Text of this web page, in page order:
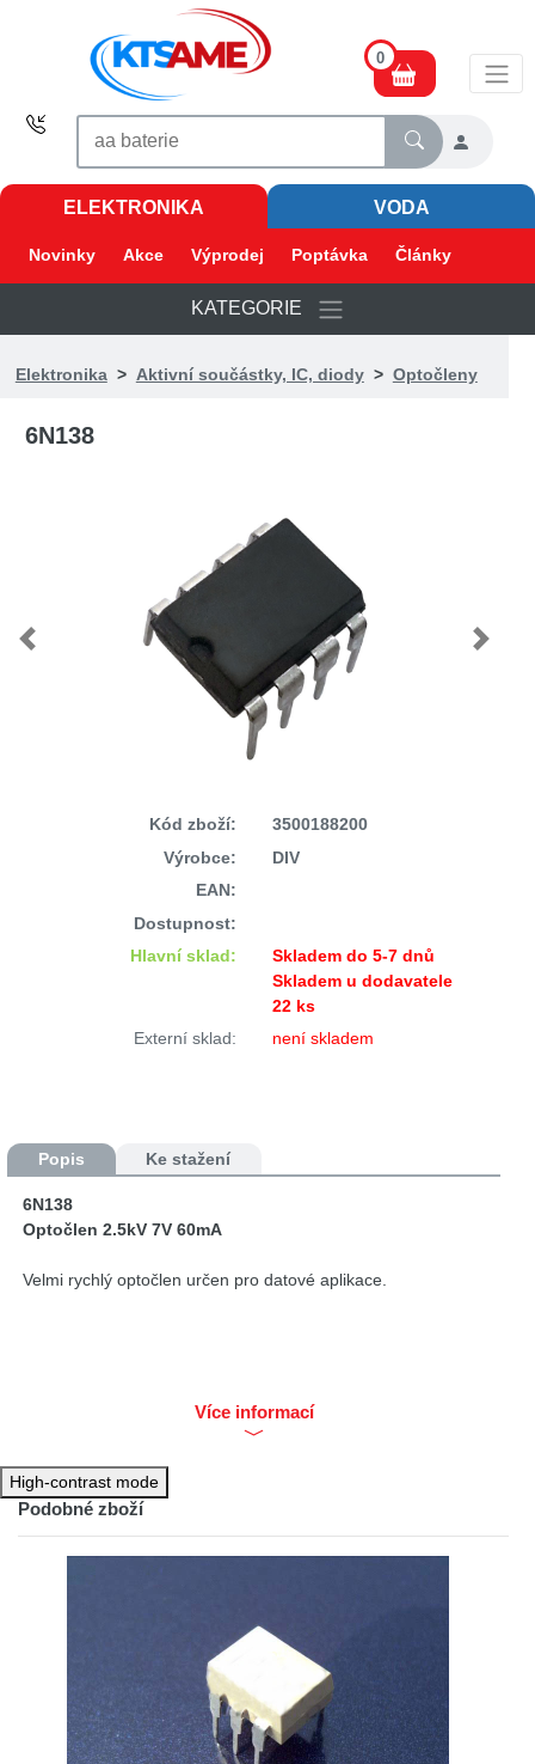
0
ELEKTRONIKA VODA
Novinky Akce Výprodej Poptávka Články
KATEGORIE
Elektronika> Aktivní součástky, IC, diody> Optočleny
6N138
Previous Next
Kód zboží:
3500188200
Výrobce:
DIV
EAN:
Dostupnost:
Hlavní sklad:
Skladem do 5-7 dnů
Skladem u dodavatele
22 ks
Externí sklad:
není skladem
Popis Ke stažení
6N138
Optočlen 2.5kV 7V 60mA
Velmi rychlý optočlen určen pro datové aplikace.
Více informací
High-contrast mode
Podobné zboží